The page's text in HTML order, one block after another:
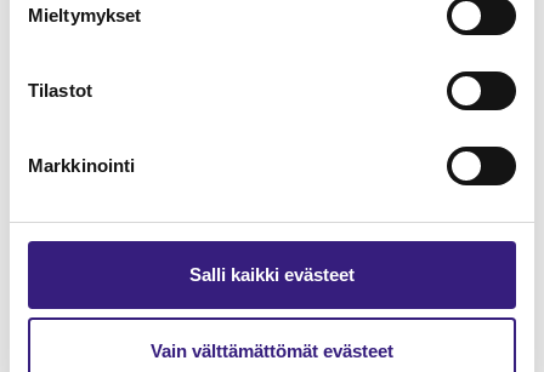
Mieltymykset
Tilastot
Markkinointi
Salli kaikki evästeet
Vain välttämättömät evästeet
TILAA TÄSTÄ